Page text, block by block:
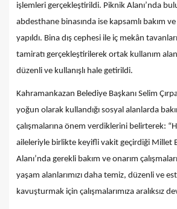
işlemleri gerçekleştirildi. Piknik Alanı’nda
abdesthane binasında ise kapsamlı bakım ve
yapıldı. Bina dış cephesi ile iç mekân
tamiratı gerçekleştirilerek ortak kullanım
düzenli ve kullanışlı hale getirildi.
Kahramankazan Belediye Başkanı Selim
yoğun olarak kullandığı sosyal alanlarda
çalışmalarına önem verdiklerini belirterek:
aileleriyle birlikte keyifli vakit geçirdiği Millet
Alanı’nda gerekli bakım ve onarım
yaşam alanlarımızı daha temiz, düzenli ve
kavuşturmak için çalışmalarımıza aralıksız